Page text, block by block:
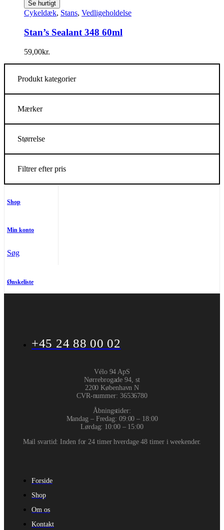
Se hurtigt
Cykeldæk, Stans, Vedligeholdelse
Stan’s Sealant 348 60ml
59,00kr.
Produkt kategorier
Mærker
Størrelse
Filtrer efter pris
Shop
Min konto
Søg
Ønskeliste
+45 24 88 00 02
Vélo 94 ApS
Nørrebrogade 94, st
2200 København N
CVR-nummer: 36536780
Åbningstider:
Mandag – Fredag: 09:00 – 18:00
Lørdag: 10:00 – 15:00
Mail svartid: Inden for 24 timer hverdage 48 timer i weekender.
Forside
Shop
Om os
Kontakt